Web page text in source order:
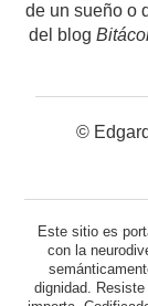
de un sueño o
del blog
©
Este sitio es
con la
dignidad.